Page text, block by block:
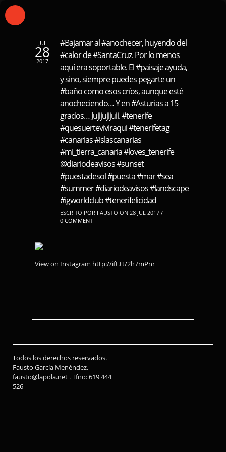
JUL
28
2017
#Bajamar al #anochecer, huyendo del
#calor de #SantaCruz. Por lo menos
aquí era soportable. El #paisaje ayuda,
y sino, siempre puedes pegarte un
#baño como esos críos, aunque esté
anocheciendo… Y en #Asturias a 15
grados… Jujijujijuii. #tenerife
#quesuerteviviraqui #tenerifetag
#canarias #islascanarias
#mi_tierra_canaria #loves_tenerife
@diariodeavisos #sunset
#puestadesol #puesta #mar #sea
#summer #diariodeavisos #landscape
#igworldclub #tenerifelicidad
ESCRITO POR FAUSTO ON 28 JUL 2017 /
0 COMMENT
View on Instagram http://ift.tt/2h7mPnr
Todos los derechos reservados.
Fausto García Menéndez.
fausto@lapola.net . Tfno: 619 444
526